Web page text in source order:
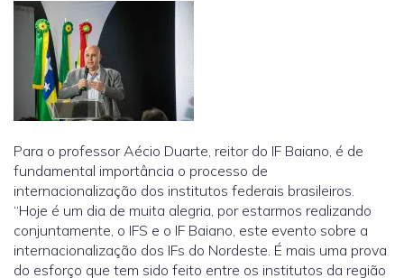
Para o professor Aécio Duarte, reitor do IF Baiano, é de
fundamental importância o processo de
internacionalização dos institutos federais brasileiros.
“Hoje é um dia de muita alegria, por estarmos realizando
conjuntamente, o IFS e o IF Baiano, este evento sobre a
internacionalização dos IFs do Nordeste. É mais uma prova
do esforço que tem sido feito entre os institutos da região